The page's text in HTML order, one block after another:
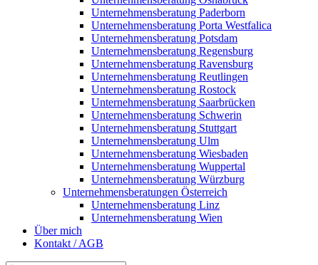
Unternehmensberatung Paderborn
Unternehmensberatung Porta Westfalica
Unternehmensberatung Potsdam
Unternehmensberatung Regensburg
Unternehmensberatung Ravensburg
Unternehmensberatung Reutlingen
Unternehmensberatung Rostock
Unternehmensberatung Saarbrücken
Unternehmensberatung Schwerin
Unternehmensberatung Stuttgart
Unternehmensberatung Ulm
Unternehmensberatung Wiesbaden
Unternehmensberatung Wuppertal
Unternehmensberatung Würzburg
Unternehmensberatungen Österreich
Unternehmensberatung Linz
Unternehmensberatung Wien
Über mich
Kontakt / AGB